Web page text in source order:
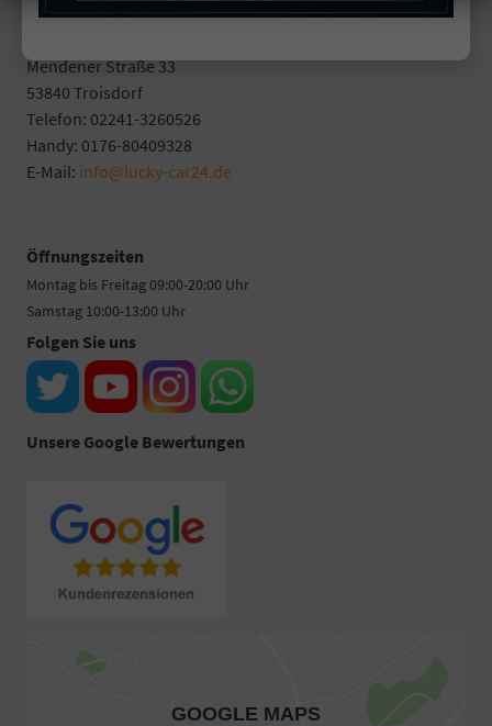
Mendener Straße 33
53840 Troisdorf
Telefon: 02241-3260526
Handy: 0176-80409328
E-Mail: info@lucky-car24.de
Öffnungszeiten
Montag bis Freitag 09:00-20:00 Uhr
Samstag 10:00-13:00 Uhr
Folgen Sie uns
Unsere Google Bewertungen
GOOGLE MAPS